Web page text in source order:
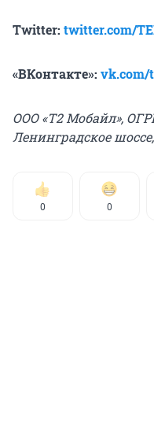
Twitter: twitter.com/
«ВКонтакте»: vk.com/
ООО «Т2 Мобайл»,
Ленинградское шоссе,
0 0